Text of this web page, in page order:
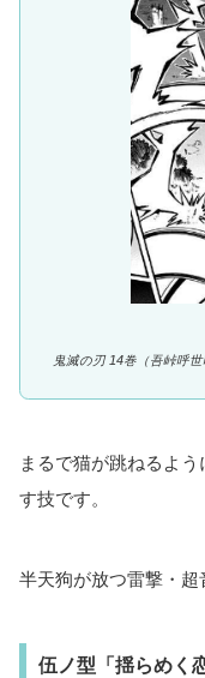
鬼滅の刃 14巻（吾峠呼
まるで猫が跳ねるよ
す技です。
半天狗が放つ雷撃・超
伍ノ型「揺らめく